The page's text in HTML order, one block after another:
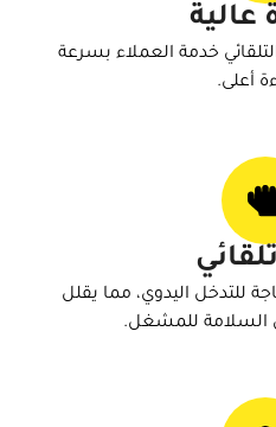
عالية
خدمة العملاء بسرعة
أعلى.
للتدخل اليدوي، مما يقلل
السلامة للمشغل.